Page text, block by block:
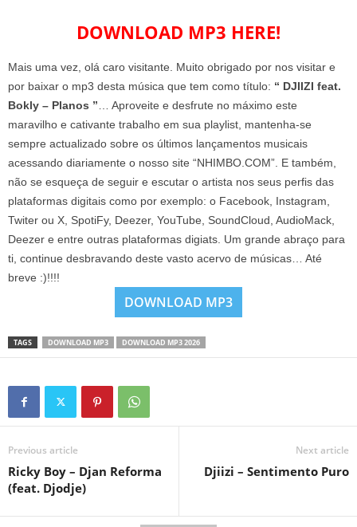
DOWNLOAD MP3 HERE!
Mais uma vez, olá caro visitante. Muito obrigado por nos visitar e
por baixar o mp3 desta música que tem como título: “ DJIIZI feat.
Bokly – Planos ” … Aproveite e desfrute no máximo este
maravilho e cativante trabalho em sua playlist, mantenha-se
sempre actualizado sobre os últimos lançamentos musicais
acessando diariamente o nosso site “NHIMBO.COM”. E também,
não se esqueça de seguir e escutar o artista nos seus perfis das
plataformas digitais como por exemplo: o Facebook, Instagram,
Twiter ou X, SpotiFy, Deezer, YouTube, SoundCloud, AudioMack,
Deezer e entre outras plataformas digiats. Um grande abraço para
ti, continue desbravando deste vasto acervo de músicas… Até
breve :)!!!!
DOWNLOAD MP3
TAGS DOWNLOAD MP3 DOWNLOAD MP3 2026
Previous article
Ricky Boy – Djan Reforma
(feat. Djodje)
Next article
Djiizi – Sentimento Puro